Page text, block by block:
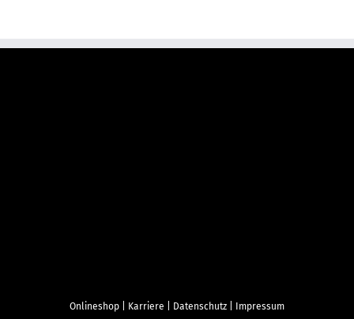
Onlineshop Karriere Datenschutz Impressum